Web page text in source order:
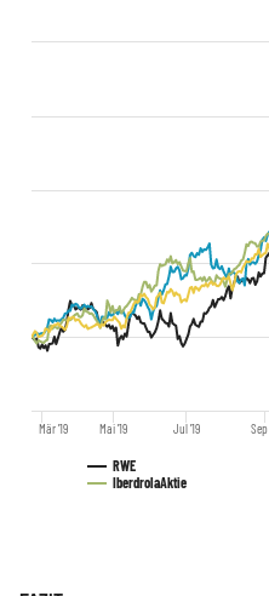
RWE
IberdrolaAktie
Mär '19 Mai '19 Jul '19 Sep